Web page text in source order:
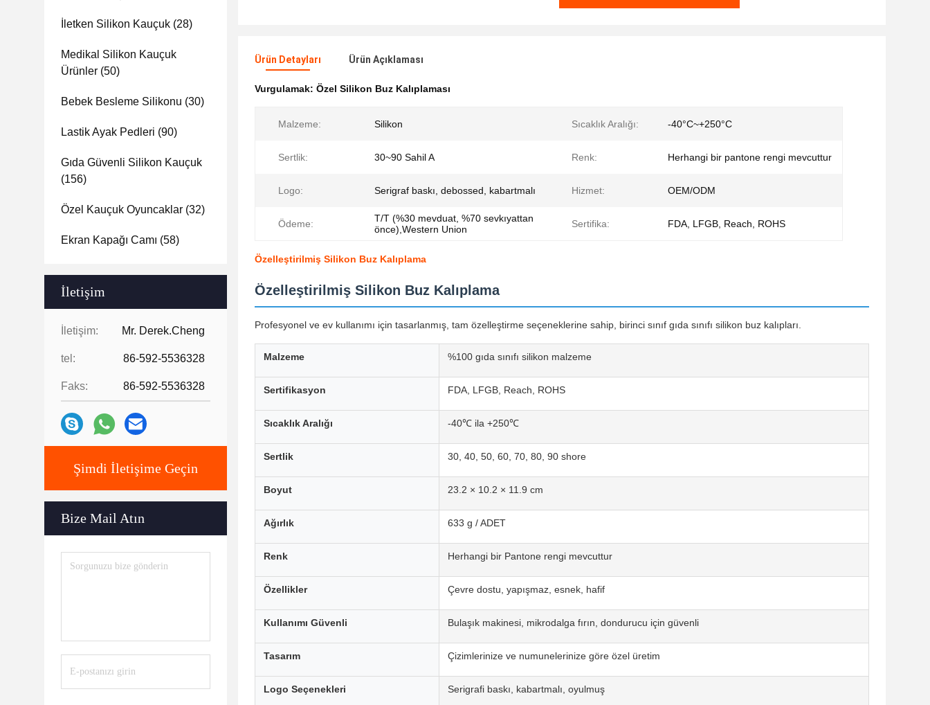
İletken Silikon Kauçuk (28)
Medikal Silikon Kauçuk
Ürünler (50)
Bebek Besleme Silikonu (30)
Lastik Ayak Pedleri (90)
Gıda Güvenli Silikon Kauçuk
(156)
Özel Kauçuk Oyuncaklar (32)
Ekran Kapağı Camı (58)
İletişim
İletişim: Mr. Derek.Cheng
tel: 86-592-5536328
Faks: 86-592-5536328
Şimdi İletişime Geçin
Bize Mail Atın
Ürün Detayları Ürün Açıklaması
Vurgulamak: Özel Silikon Buz Kalıplaması
Malzeme: Silikon Sıcaklık Aralığı: -40°C~+250°C
Sertlik: 30~90 Sahil A Renk: Herhangi bir pantone rengi mevcuttur
Logo: Serigraf baskı, debossed, kabartmalı Hizmet: OEM/ODM
Ödeme:
T/T (%30 mevduat, %70 sevkıyattan
önce),Western Union
Sertifika: FDA, LFGB, Reach, ROHS
Özelleştirilmiş Silikon Buz Kalıplama
Özelleştirilmiş Silikon Buz Kalıplama
Profesyonel ve ev kullanımı için tasarlanmış, tam özelleştirme seçeneklerine sahip, birinci sınıf gıda sınıfı silikon buz kalıpları.
Malzeme %100 gıda sınıfı silikon malzeme
Sertifikasyon FDA, LFGB, Reach, ROHS
Sıcaklık Aralığı -40℃ ila +250℃
Sertlik 30, 40, 50, 60, 70, 80, 90 shore
Boyut 23.2 × 10.2 × 11.9 cm
Ağırlık 633 g / ADET
Renk Herhangi bir Pantone rengi mevcuttur
Özellikler Çevre dostu, yapışmaz, esnek, hafif
Kullanımı Güvenli Bulaşık makinesi, mikrodalga fırın, dondurucu için güvenli
Tasarım Çizimlerinize ve numunelerinize göre özel üretim
Logo Seçenekleri Serigrafi baskı, kabartmalı, oyulmuş